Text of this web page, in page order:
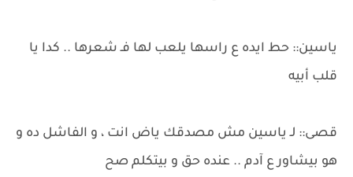
ياسين:: حط ايده ع راسها يلعب لها فـ شعرها .. كدا يا
قلب أبيه
قصى:: لـ ياسين مش مصدقك ياض انت ، و الفاشل ده و
هو بيشاور ع آدم .. عنده حق و بيتكلم صح